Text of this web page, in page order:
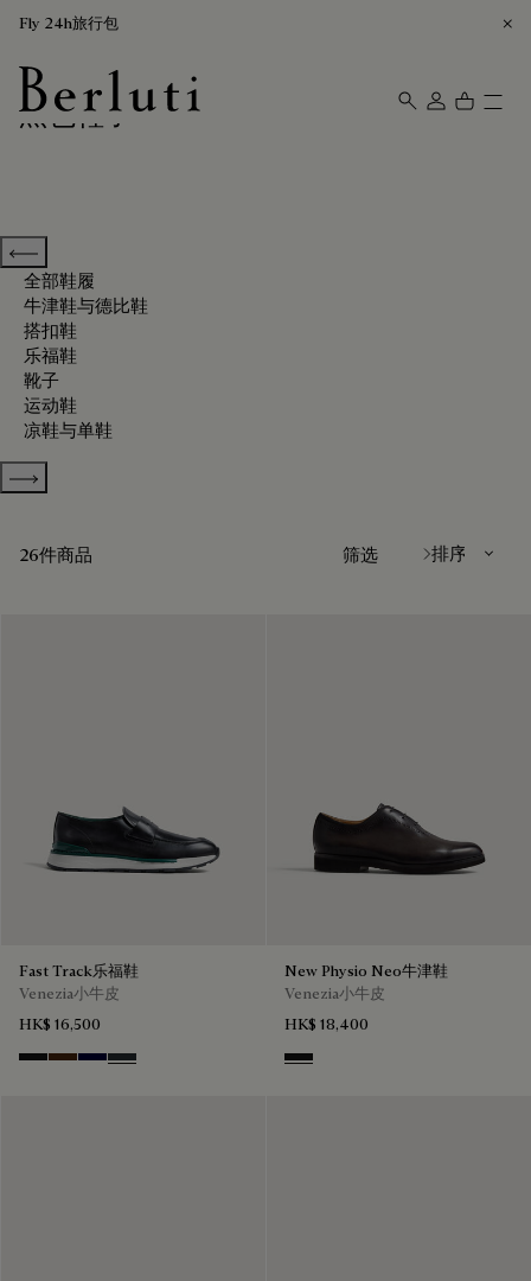
Fly 24h旅行包
Berluti homepage
黑色鞋子
Previous categories
全部鞋履
牛津鞋与德比鞋
搭扣鞋
乐福鞋
靴子
运动鞋
凉鞋与单鞋
Show more categories
26件商品 筛选
Fast Track乐福鞋
Venezia小牛皮
HK$ 16,500
Nero Grigio
Marrone Intenso
Nero BluNero Fume
New Physio Neo牛津鞋
Venezia小牛皮
HK$ 18,400
Nero Grigio